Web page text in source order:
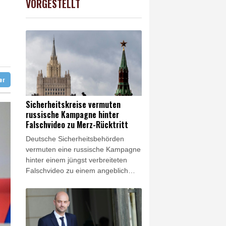
für Lina E.
eingetroffen
0.42%
VORGESTELLT
Sicherheitskreise vermuten
russische Kampagne hinter
Falschvideo zu Merz-Rücktritt
Deutsche Sicherheitsbehörden
vermuten eine russische Kampagne
hinter einem jüngst verbreiteten
Falschvideo zu einem angeblich
Kanzler Friedrich Merz (CDU).
"Urheber ist wahrscheinlich Storm
1516", hieß es am Freitag aus
Sicherheitskreisen gegenüber der